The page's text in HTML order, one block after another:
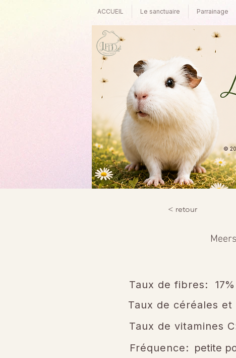
ACCUEIL Le sanctuaire Parrainage
©
< retour
Taux de fibres:
17%
Taux de céréales et
Taux de vitamines
petite
Fréquence: